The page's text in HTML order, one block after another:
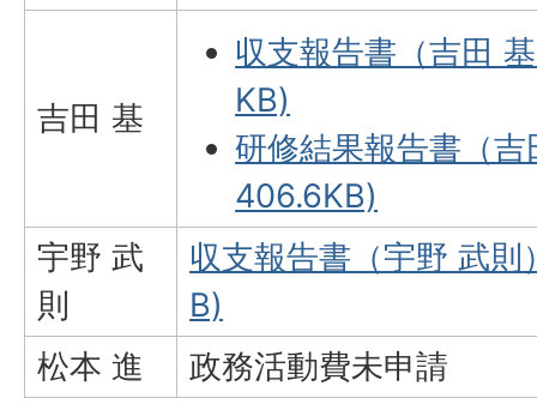
吉田 基
収支報告書（吉田
KB)
研修結果報告書（
406.6KB)
宇野 武
則
収支報告書（宇野 武
B)
松本 進
政務活動費未申請